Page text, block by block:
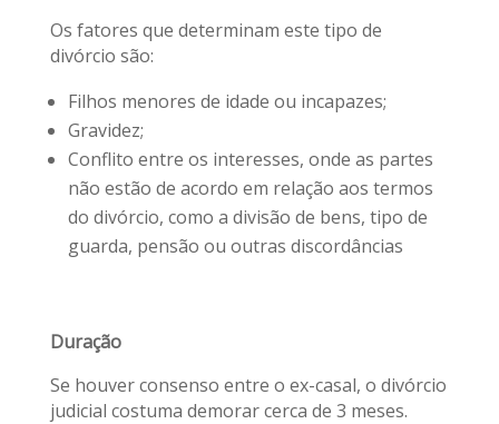
Os fatores que determinam este tipo de
divórcio são:
Filhos menores de idade ou incapazes;
Gravidez;
Conflito entre os interesses, onde as partes
não estão de acordo em relação aos termos
do divórcio, como a divisão de bens, tipo de
guarda, pensão ou outras discordâncias
Duração
Se houver consenso entre o ex-casal, o divórcio
judicial costuma demorar cerca de 3 meses.